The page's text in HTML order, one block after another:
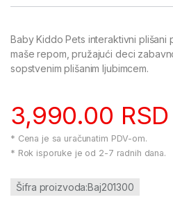
Baby Kiddo Pets interaktivni plišani
maše repom, pružajući deci
sopstvenim plišanim ljubimcem.
3,990.00 RSD
* Cena je sa uračunatim PDV-om.
* Rok isporuke je od 2-7 radnih dana.
Šifra proizvoda:Baj201300